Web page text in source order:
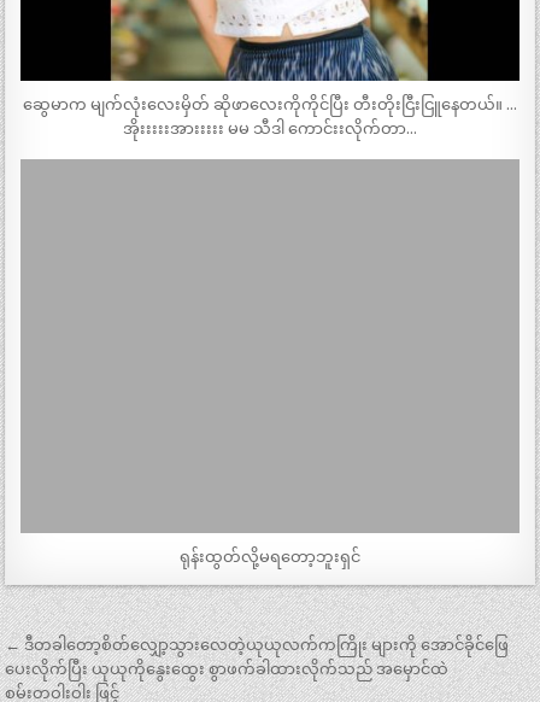
ဆွေမာက မျက်လုံးလေးမှိတ် ဆိုဖာလေးကိုကိုင်ပြီး တီးတိုးငြီးငြူနေတယ်။ …
အိုးးးးးအားးးးး မမ သီဒါ ကောင်းးလိုက်တာ…
ရုန်းထွတ်လို့မရတော့ဘူးရှင်
Post
navigation
← ဒီတခါတော့စိတ်လျှော့သွားလေတဲ့ယုယုလက်ကကြိုး များကို အောင်ခိုင်ဖြေ
ပေးလိုက်ပြီး ယုယုကိုနွေးထွေး စွာဖက်ခါထားလိုက်သည် အမှောင်ထဲ
စမ်းတဝါးဝါး ဖြင့်